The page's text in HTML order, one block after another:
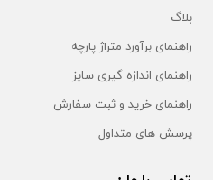
بلاگ
راهنمای برآورد متراژ پارچه
راهنمای اندازه گیری سایز
راهنمای خرید و ثبت سفارش
پرسش های متداول